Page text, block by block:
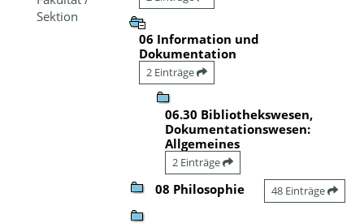
Sektion
06 Information und
Dokumentation
2 Einträge
06.30 Bibliothekswesen,
Dokumentationswesen:
Allgemeines
2 Einträge
08 Philosophie 48 Einträge